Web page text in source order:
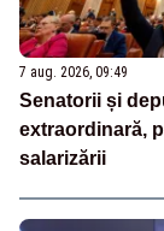
7 aug. 2026, 09:49
Senatorii și
extraordinară,
salarizării